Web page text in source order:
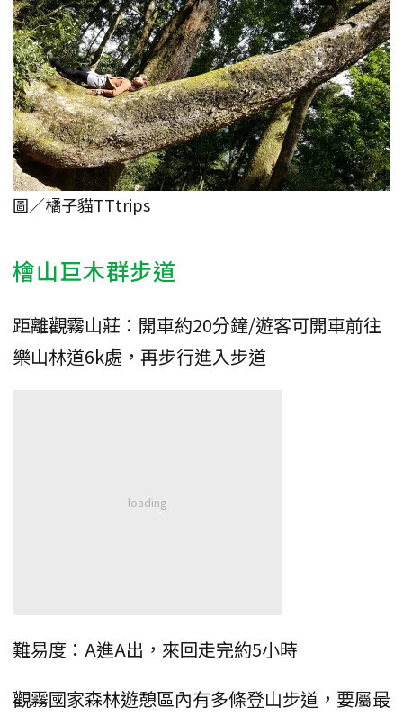
圖／橘子貓TTtrips
檜山巨木群步道
距離觀霧山莊：開車約20分鐘/遊客可開車前往
樂山林道6k處，再步行進入步道
難易度：A進A出，來回走完約5小時
觀霧國家森林遊憩區內有多條登山步道，要屬最